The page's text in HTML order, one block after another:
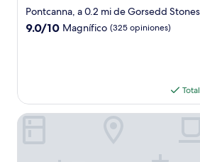
de
3.0
Pontcanna, a 0.2 mi de Gorsedd Stones
9.0
9.0/10 Magnífico (325 opiniones)
Park Plaza Cardiff